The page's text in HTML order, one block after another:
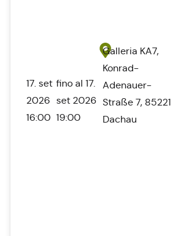
17. set
2026
16:00
fino al 17.
set 2026
19:00
Galleria KA7,
Konrad-
Adenauer-
Straße 7, 85221
Dachau